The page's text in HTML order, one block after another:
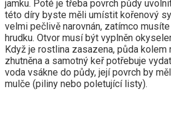
jamku. Poté je třeba povrch půdy
této díry byste měli umístit kořenový
velmi pečlivě narovnán, zatímco
hrudku. Otvor musí být vyplněn
Když je rostlina zasazena, půda kolem
zhutněna a samotný keř potřebuje
voda vsákne do půdy, její povrch by
mulče (piliny nebo poletující listy).